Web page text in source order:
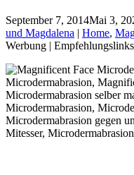
September 7, 2014Mai 3,
und Magdalena | Home,
Werbung | Empfehlungslinks